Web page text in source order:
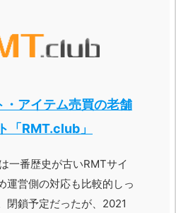
・アイテム売買の老舗
「RMT.club」
一番歴史が古いRMTサイ
運営側の対応も比較的しっ
閉鎖予定だったが、2021